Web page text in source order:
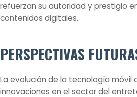
refuerzan su autoridad y prestigio
contenidos digitales.
PERSPECTIVAS
La evolución de la tecnología móvil
innovaciones en el sector del